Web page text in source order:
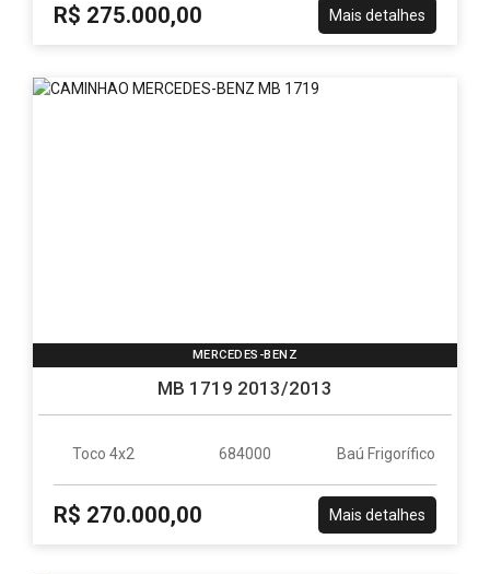
R$ 275.000,00 Mais detalhes
MERCEDES-BENZ
MB 1719 2013/2013
Toco 4x2 684000 Baú Frigorífico
R$ 270.000,00 Mais detalhes